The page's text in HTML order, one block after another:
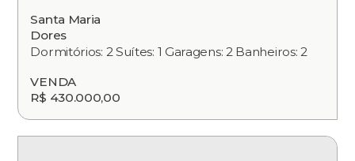
Santa Maria
Dores
Dormitórios: 2 Suítes: 1 Garagens: 2 Banheiros: 2
VENDA
R$ 430.000,00